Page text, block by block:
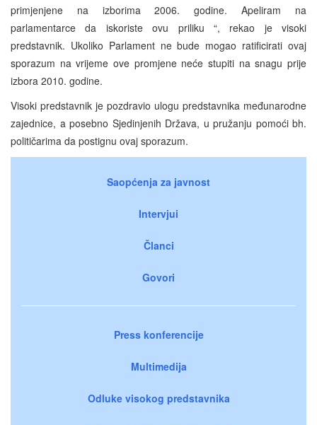
primjenjene na izborima 2006. godine. Apeliram na
parlamentarce da iskoriste ovu priliku “, rekao je visoki
predstavnik. Ukoliko Parlament ne bude mogao ratificirati ovaj
sporazum na vrijeme ove promjene neće stupiti na snagu prije
izbora 2010. godine.
Visoki predstavnik je pozdravio ulogu predstavnika međunarodne
zajednice, a posebno Sjedinjenih Država, u pružanju pomoći bh.
političarima da postignu ovaj sporazum.
Saopćenja za javnost
Intervjui
Članci
Govori
Press konferencije
Multimedija
Odluke visokog predstavnika